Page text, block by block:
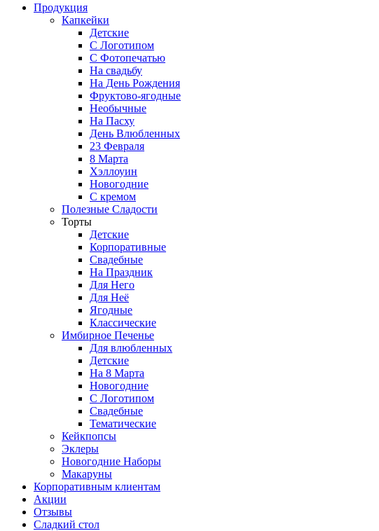
Продукция
Капкейки
Детские
С Логотипом
С Фотопечатью
На свадьбу
На День Рождения
Фруктово-ягодные
Необычные
На Пасху
День Влюбленных
23 Февраля
8 Марта
Хэллоуин
Новогодние
С кремом
Полезные Сладости
Торты
Детские
Корпоративные
Свадебные
На Праздник
Для Него
Для Неё
Ягодные
Классические
Имбирное Печенье
Для влюбленных
Детские
На 8 Марта
Новогодние
С Логотипом
Свадебные
Тематические
Кейкпопсы
Эклеры
Новогодние Наборы
Макаруны
Корпоративным клиентам
Акции
Отзывы
Сладкий стол